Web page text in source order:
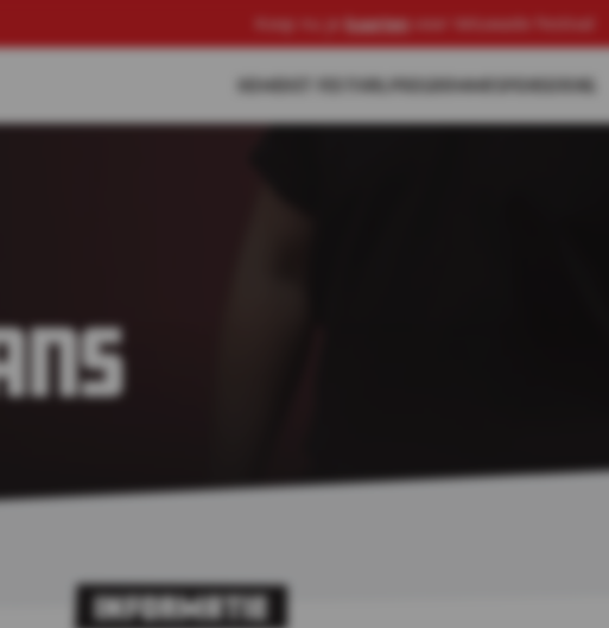
Koop nu je kaarten voor Veluwade Festival
INFORMATIE